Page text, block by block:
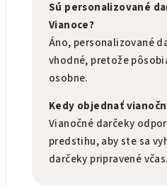
Sú personalizované
Vianoce?
Áno, personalizované
vhodné, pretože
osobne.
Kedy objednať
Vianočné darčeky
predstihu, aby ste sa
darčeky pripravené včas.